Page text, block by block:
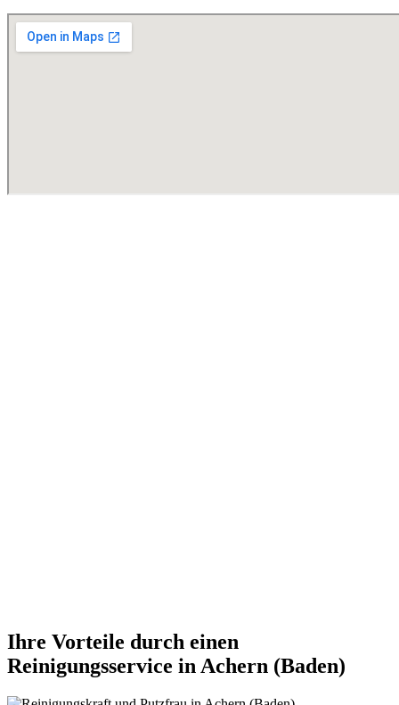
Ihre Vorteile durch einen
Reinigungsservice in Achern (Baden)